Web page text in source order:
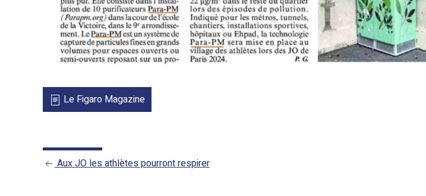
Le Figaro Magazine
POST
Aux JO les athlètes pourront respirer